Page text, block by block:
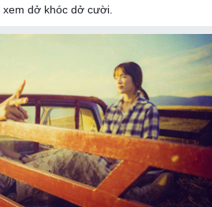
dở khóc dở cười.